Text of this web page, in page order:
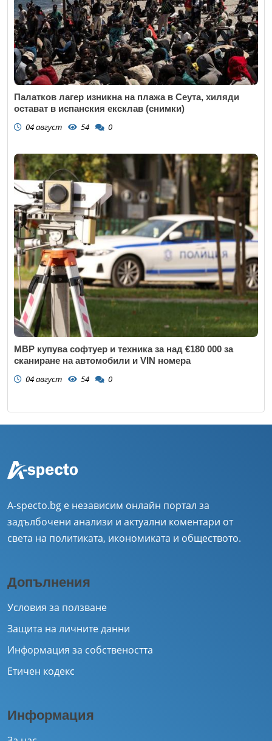
Палатков лагер изникна на плажа в Сеута, хиляди
остават в испанския ексклав (снимки)
04 август 54 0
МВР купува софтуер и техника за над €180 000 за
сканиране на автомобили и VIN номера
04 август 54 0
A-specto.bg е независим онлайн портал за
задълбочени анализи и актуални коментари от
света на политиката, икономиката и обществото.
Допълнения
Условия за ползване
Защита на личните данни
Информация за собствеността
Етичен кодекс
Информация